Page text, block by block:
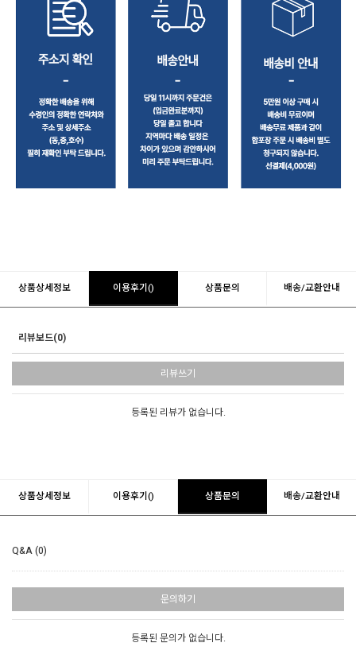
상품상세정보 이용후기() 상품문의 배송/교환안내
리뷰보드(0)
리뷰쓰기
등록된 리뷰가 없습니다.
상품상세정보 이용후기() 상품문의 배송/교환안내
Q&A (0)
문의하기
등록된 문의가 없습니다.